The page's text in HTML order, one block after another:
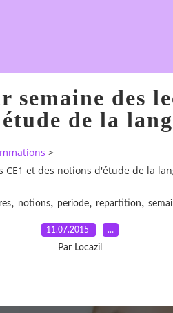
des
de la
>
et des notions d'étude de la
, notions, periode, repartition,
11.07.2015 …
Par Locazil